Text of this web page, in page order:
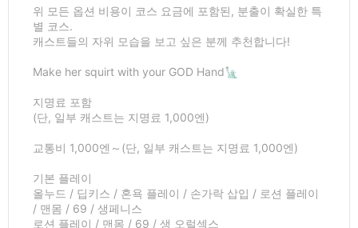
위 모든 옵션 비용이 코스 요금에 포함된, 분출이 확실한 특
별 코스.
캐스트들의 자위 모습을 보고 싶은 분께 추천합니다!
Make her squirt with your GOD Hand🗽
지명료 포함
(단, 일부 캐스트는 지명료 1,000엔)
교통비 1,000엔～(단, 일부 캐스트는 지명료 1,000엔)
기본 플레이
올누드 / 딥키스 / 혼욕 플레이 / 손가락 삽입 / 로션 플레이
/ 맨몸 / 69 / 생페니스
로션 플레이 / 맨몸 / 69 / 생 오럴섹스